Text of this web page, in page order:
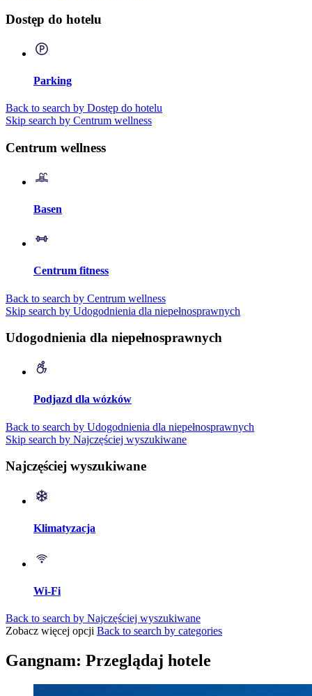
Dostęp do hotelu
Parking
Back to search by Dostęp do hotelu
Skip search by Centrum wellness
Centrum wellness
Basen
Centrum fitness
Back to search by Centrum wellness
Skip search by Udogodnienia dla niepełnosprawnych
Udogodnienia dla niepełnosprawnych
Podjazd dla wózków
Back to search by Udogodnienia dla niepełnosprawnych
Skip search by Najczęściej wyszukiwane
Najczęściej wyszukiwane
Klimatyzacja
Wi-Fi
Back to search by Najczęściej wyszukiwane
Zobacz więcej opcji Back to search by categories
Gangnam: Przeglądaj hotele